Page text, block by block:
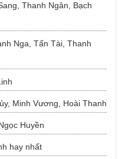
Thanh Ngân, Bạch
Nga, Tấn Tài, Thanh
Minh Vương, Hoài Thanh
Huyền
hay nhất